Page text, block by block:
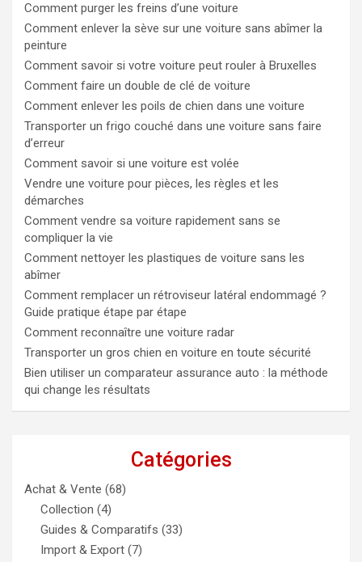
Comment purger les freins d’une voiture
Comment enlever la sève sur une voiture sans abîmer la
peinture
Comment savoir si votre voiture peut rouler à Bruxelles
Comment faire un double de clé de voiture
Comment enlever les poils de chien dans une voiture
Transporter un frigo couché dans une voiture sans faire
d’erreur
Comment savoir si une voiture est volée
Vendre une voiture pour pièces, les règles et les
démarches
Comment vendre sa voiture rapidement sans se
compliquer la vie
Comment nettoyer les plastiques de voiture sans les
abîmer
Comment remplacer un rétroviseur latéral endommagé ?
Guide pratique étape par étape
Comment reconnaître une voiture radar
Transporter un gros chien en voiture en toute sécurité
Bien utiliser un comparateur assurance auto : la méthode
qui change les résultats
Catégories
Achat & Vente (68)
Collection (4)
Guides & Comparatifs (33)
Import & Export (7)